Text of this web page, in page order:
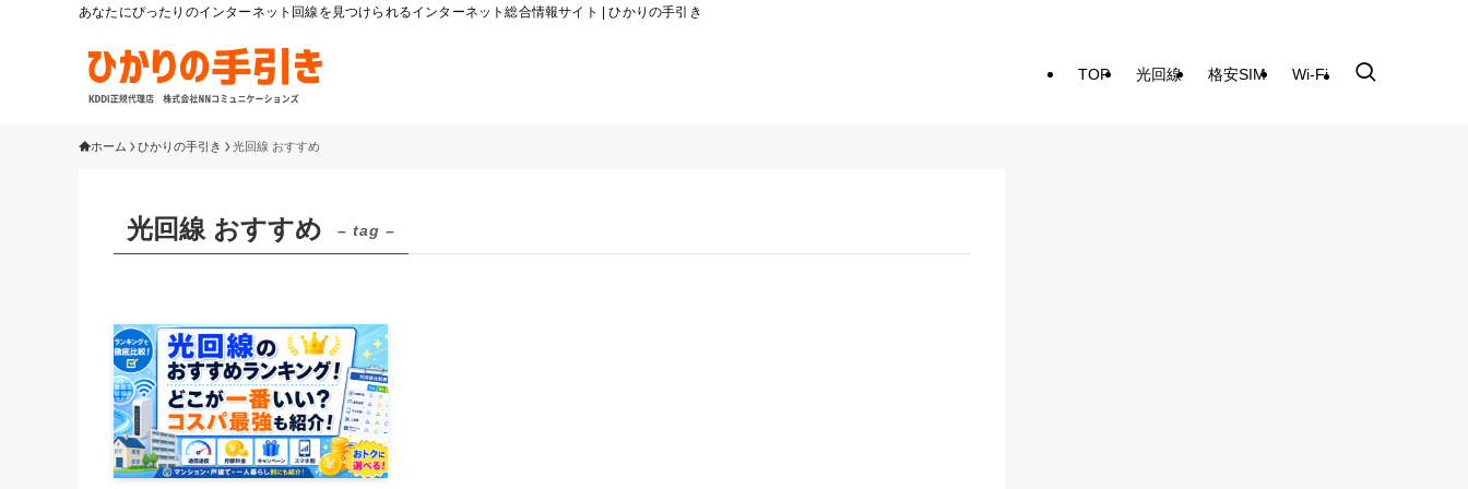
あなたにぴったりのインターネット回線を見つけられるインターネット総合情報サイト | ひかりの手引き
TOP 光回線 格安SIM Wi-Fi
ホーム ひかりの手引き 光回線 おすすめ
光回線 おすすめ – tag –